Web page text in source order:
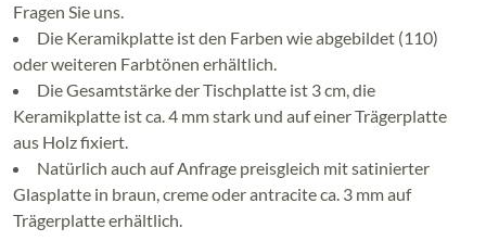
Fragen Sie uns.
Die Keramikplatte ist den Farben wie abgebildet (110)
oder weiteren Farbtönen erhältlich.
Die Gesamtstärke der Tischplatte ist 3 cm, die
Keramikplatte ist ca. 4 mm stark und auf einer Trägerplatte
aus Holz fixiert.
Natürlich auch auf Anfrage preisgleich mit satinierter
Glasplatte in braun, creme oder antracite ca. 3 mm auf
Trägerplatte erhältlich.